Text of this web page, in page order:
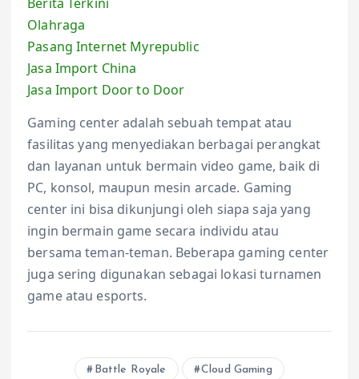
Olahraga
Pasang Internet Myrepublic
Jasa Import China
Jasa Import Door to Door
Gaming center adalah sebuah tempat atau
fasilitas yang menyediakan berbagai perangkat
dan layanan untuk bermain video game, baik di
PC, konsol, maupun mesin arcade. Gaming
center ini bisa dikunjungi oleh siapa saja yang
ingin bermain game secara individu atau
bersama teman-teman. Beberapa gaming center
juga sering digunakan sebagai lokasi turnamen
game atau esports.
Battle Royale Cloud Gaming